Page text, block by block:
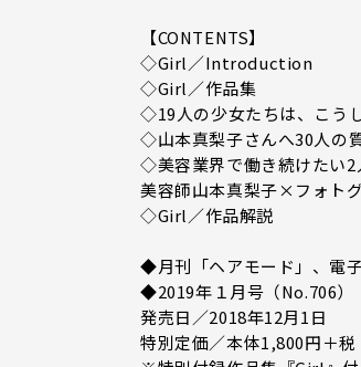
【CONTENTS】
◇Girl／Introduction
◇Girl／作品集
◇19人の少女たちは、こう
◇山本真梨子さんへ30人の
◇美容業界で働き続けたい2
美容師山本真梨子×フォト
◇Girl／作品解説
◆月刊「ヘアモード」、電
◆2019年１月号（No.706）
発売日／2018年12月1日
特別定価／本体1,800円＋税